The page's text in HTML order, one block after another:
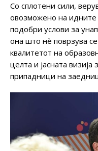
Со сплотени сили,
овозможено на
подобри услови за
она што нè поврзува
квалитетот на
целта и јасната
припадници на